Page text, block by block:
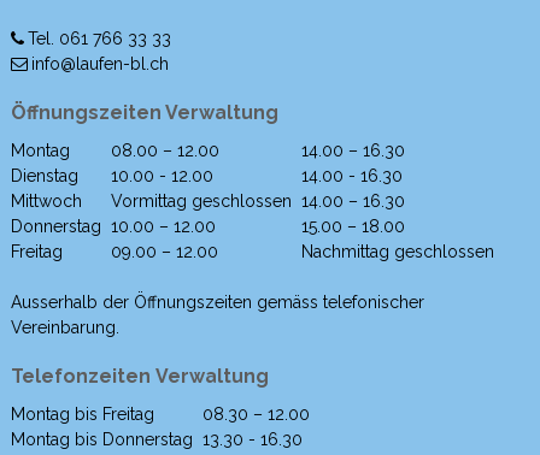
Tel. 061 766 33 33
info@laufen-bl.ch
Öffnungszeiten Verwaltung
Wochentag Morgen Nachmittag
Montag 08.00 – 12.00
14.00 – 16.30
Dienstag
10.00 - 12.00
14.00 - 16.30
Mittwoch
Vormittag geschlossen 14.00 – 16.30
Donnerstag 10.00 – 12.00
15.00 – 18.00
Freitag
09.00 – 12.00 Nachmittag geschlossen
Ausserhalb der Öffnungszeiten gemäss telefonischer
Vereinbarung.
Telefonzeiten Verwaltung
Wochentag Morgen Nachmittag
Montag bis Freitag
08.30 – 12.00
Montag bis Donnerstag 13.30 - 16.30